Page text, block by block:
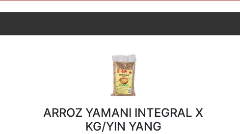
ARROZ YAMANI INTEGRAL X
KG/YIN YANG